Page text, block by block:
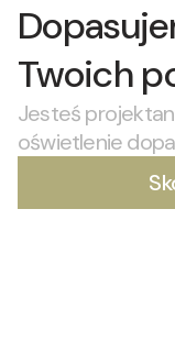
Twoich
Jesteś
oświetlenie